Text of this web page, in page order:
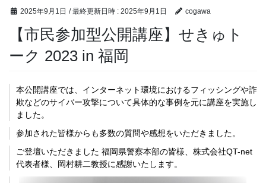
2025年9月1日 / 最終更新日時 : 2025年9月1日 cogawa
【市民参加型公開講座】せきゅト
ーク 2023 in 福岡
本公開講座では、インターネット環境におけるフィッシングや詐
欺などのサイバー攻撃について具体的な事例を元に講座を実施し
ました。
参加された皆様からも多数の質問や感想をいただきました。
ご登壇いただきました 福岡県警察本部の皆様、株式会社QT-net
代表者様、岡村耕二教授に感謝いたします。